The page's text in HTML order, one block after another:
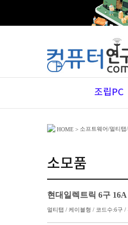
조립PC
HOME > 소프트웨어/멀티탭
소모품
현대일렉트릭 6구 16A
멀티탭 / 케이블형 / 코드수:6구